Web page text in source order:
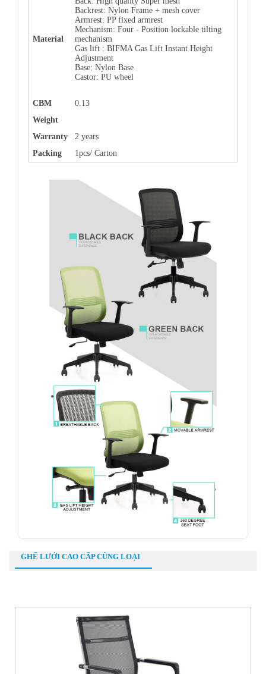
Material
Backrest: Nylon Frame + mesh cover
Armrest: PP fixed armrest
Mechanism: Four - Position lockable tilting
mechanism
Gas lift : BIFMA Gas Lift Instant Height
Adjustment
Base: Nylon Base
Castor: PU wheel
CBM
0.13
Weight
Warranty
2 years
Packing
1pcs/ Carton
GHẾ LƯỚI CAO CẤP CÙNG LOẠI